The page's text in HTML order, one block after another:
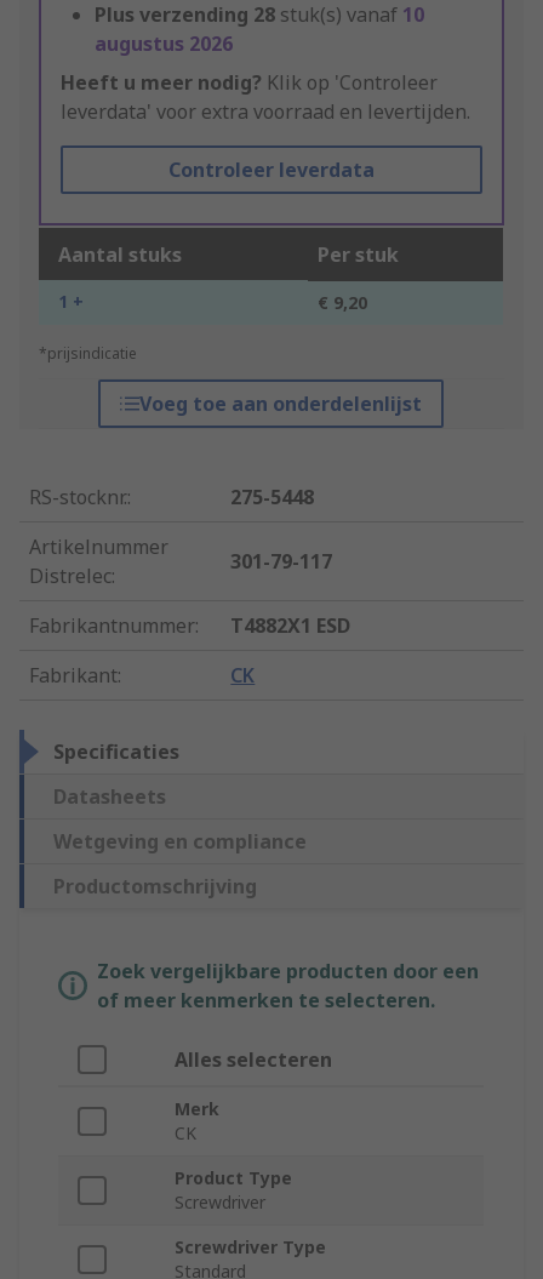
Plus verzending 28 stuk(s) vanaf 10
augustus 2026
Heeft u meer nodig? Klik op 'Controleer
leverdata' voor extra voorraad en levertijden.
Controleer leverdata
Aantal stuks Per stuk
1 + € 9,20
*prijsindicatie
Voeg toe aan onderdelenlijst
RS-stocknr.:
275-5448
Artikelnummer
Distrelec:
301-79-117
Fabrikantnummer:
T4882X1 ESD
Fabrikant: CK
Specificaties
Datasheets
Wetgeving en compliance
Productomschrijving
Zoek vergelijkbare producten door een
of meer kenmerken te selecteren.
Alles selecteren
Merk
CK
Product Type
Screwdriver
Screwdriver Type
Standard